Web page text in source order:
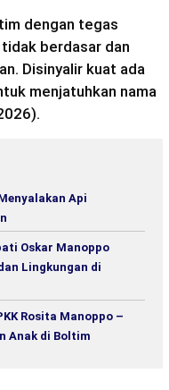
dengan tegas
berdasar dan
Disinyalir kuat ada
menjatuhkan nama
Api
Oskar Manoppo
Lingkungan di
Rosita Manoppo –
Anak di Boltim